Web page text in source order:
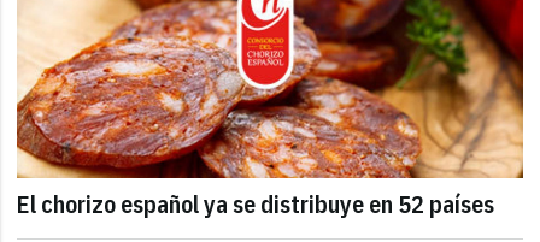
El chorizo español ya se distribuye en 52 países